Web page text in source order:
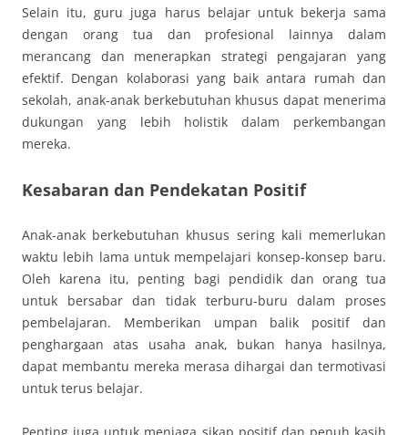
Selain itu, guru juga harus belajar untuk bekerja sama
dengan orang tua dan profesional lainnya dalam
merancang dan menerapkan strategi pengajaran yang
efektif. Dengan kolaborasi yang baik antara rumah dan
sekolah, anak-anak berkebutuhan khusus dapat menerima
dukungan yang lebih holistik dalam perkembangan
mereka.
Kesabaran dan Pendekatan Positif
Anak-anak berkebutuhan khusus sering kali memerlukan
waktu lebih lama untuk mempelajari konsep-konsep baru.
Oleh karena itu, penting bagi pendidik dan orang tua
untuk bersabar dan tidak terburu-buru dalam proses
pembelajaran. Memberikan umpan balik positif dan
penghargaan atas usaha anak, bukan hanya hasilnya,
dapat membantu mereka merasa dihargai dan termotivasi
untuk terus belajar.